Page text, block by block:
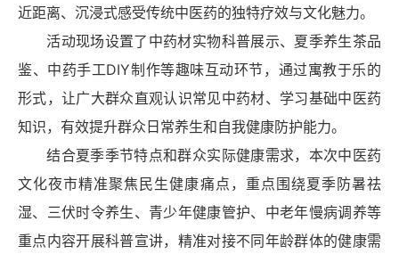
近距离、沉浸式感受传统中医药的独特疗效与文化魅力。
活动现场设置了中药材实物科普展示、夏季养生茶品
鉴、中药手工DIY制作等趣味互动环节，通过寓教于乐的
形式，让广大群众直观认识常见中药材、学习基础中医药
知识，有效提升群众日常养生和自我健康防护能力。
结合夏季季节特点和群众实际健康需求，本次中医药
文化夜市精准聚焦民生健康痛点，重点围绕夏季防暑祛
湿、三伏时令养生、青少年健康管护、中老年慢病调养等
重点内容开展科普宣讲，精准对接不同年龄群体的健康需